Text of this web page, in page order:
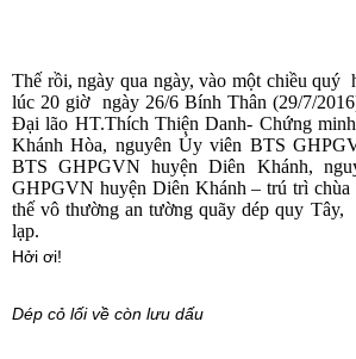
Thế rồi, ngày qua ngày, vào một chiều quý
lúc 20 giờ
ngày 26/6 Bính Thân (29/7/
Đại lão HT.Thích Thiện Danh- Chứng
Khánh Hòa, nguyên Ủy viên BTS
BTS GHPGVN huyện Diên Khánh,
GHPGVN huyện Diên Khánh – trú trì chùa
thế vô thường an tường quãy dép quy Tây,
lạp.
Hởi ơi!
Dép cỏ lối về còn lưu dấu